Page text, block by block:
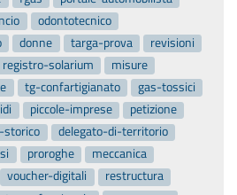
odontotecnico
donne targa-prova
revisioni
registro-solarium
misure
tg-confartigianato
gas-tossici
piccole-imprese
petizione
storico
delegato-di-territorio
proroghe
meccanica
voucher-digitali
restructura